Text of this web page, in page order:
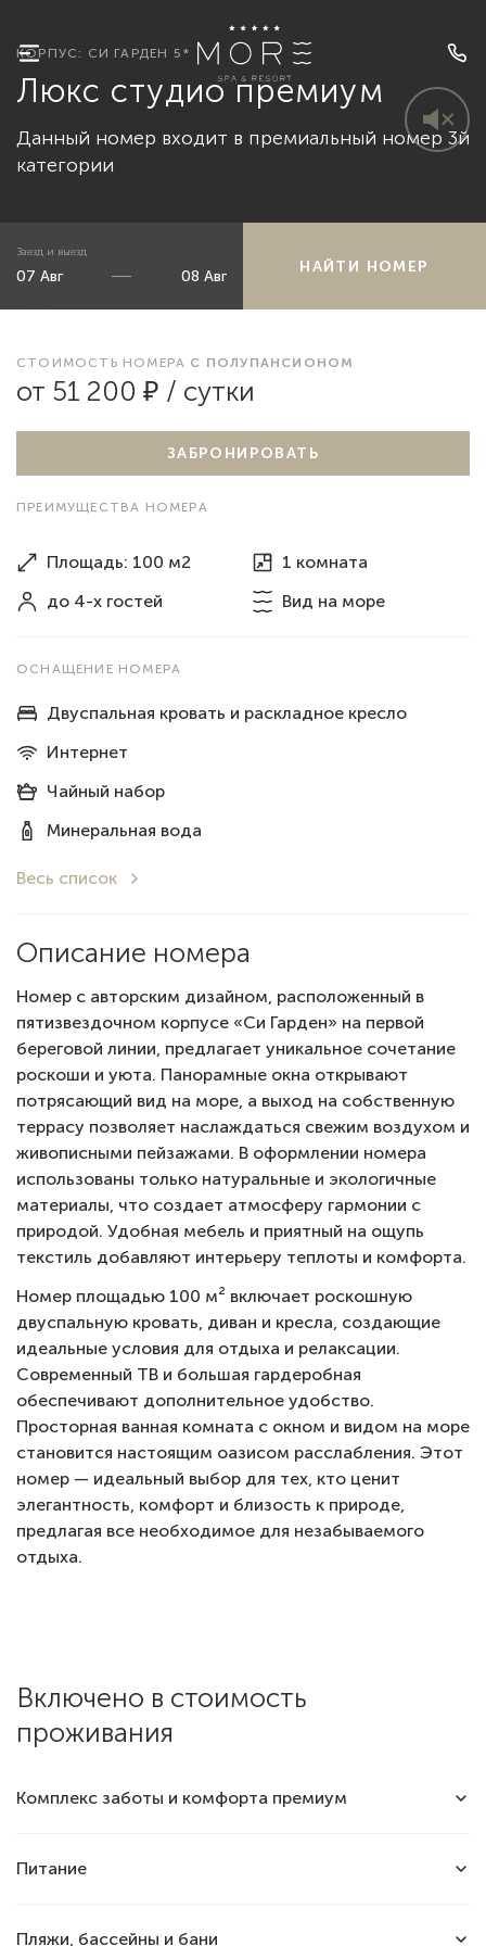
КОРПУС: СИ ГАРДЕН 5*
Люкс студио премиум
Данный номер входит в премиальный номер 3й
категории
Заезд и выезд
НАЙТИ НОМЕР
СТОИМОСТЬ НОМЕРА С ПОЛУПАНСИОНОМ
от 51 200 ₽ / сутки
ЗАБРОНИРОВАТЬ
ПРЕИМУЩЕСТВА НОМЕРА
Площадь: 100 м2
1 комната
до 4-х гостей
Вид на море
ОСНАЩЕНИЕ НОМЕРА
Двуспальная кровать и раскладное кресло
Интернет
Чайный набор
Минеральная вода
Весь список
Описание номера
Номер с авторским дизайном, расположенный в
пятизвездочном корпусе «Си Гарден» на первой
береговой линии, предлагает уникальное сочетание
роскоши и уюта. Панорамные окна открывают
потрясающий вид на море, а выход на собственную
террасу позволяет наслаждаться свежим воздухом и
живописными пейзажами. В оформлении номера
использованы только натуральные и экологичные
материалы, что создает атмосферу гармонии с
природой. Удобная мебель и приятный на ощупь
текстиль добавляют интерьеру теплоты и комфорта.
Номер площадью 100 м² включает роскошную
двуспальную кровать, диван и кресла, создающие
идеальные условия для отдыха и релаксации.
Современный ТВ и большая гардеробная
обеспечивают дополнительное удобство.
Просторная ванная комната с окном и видом на море
становится настоящим оазисом расслабления. Этот
номер — идеальный выбор для тех, кто ценит
элегантность, комфорт и близость к природе,
предлагая все необходимое для незабываемого
отдыха.
Включено в стоимость
проживания
Комплекс заботы и комфорта премиум
Питание
Ресторан «MORE» — шведская линия от шеф-
Пляжи, бассейны и бани